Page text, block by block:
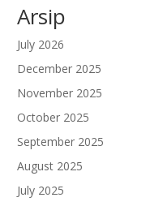
Arsip
July 2026
December 2025
November 2025
October 2025
September 2025
August 2025
July 2025